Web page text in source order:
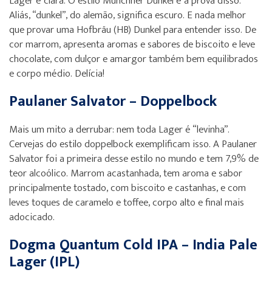
Aliás, “dunkel”, do alemão, significa escuro. E nada melhor
que provar uma Hofbräu (HB) Dunkel para entender isso. De
cor marrom, apresenta aromas e sabores de biscoito e leve
chocolate, com dulçor e amargor também bem equilibrados
e corpo médio. Delícia!
Paulaner Salvator – Doppelbock
Mais um mito a derrubar: nem toda Lager é “levinha”.
Cervejas do estilo doppelbock exemplificam isso. A Paulaner
Salvator foi a primeira desse estilo no mundo e tem 7,9% de
teor alcoólico. Marrom acastanhada, tem aroma e sabor
principalmente tostado, com biscoito e castanhas, e com
leves toques de caramelo e toffee, corpo alto e final mais
adocicado.
Dogma Quantum Cold IPA – India Pale
Lager (IPL)